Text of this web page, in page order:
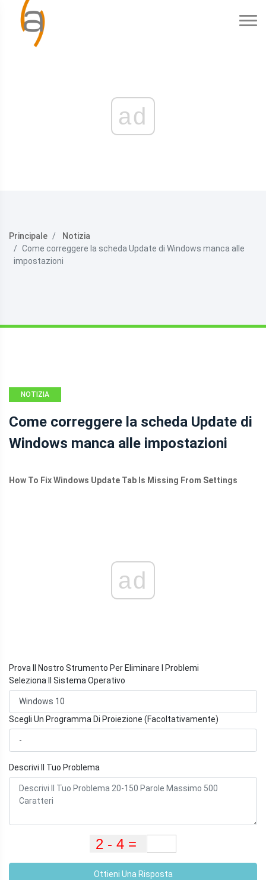
ad
Principale
Notizia
Come correggere la scheda Update di Windows manca alle
impostazioni
NOTIZIA
Come correggere la scheda Update di
Windows manca alle impostazioni
How To Fix Windows Update Tab Is Missing From Settings
ad
Prova Il Nostro Strumento Per Eliminare I Problemi
Seleziona Il Sistema Operativo
Scegli Un Programma Di Proiezione (Facoltativamente)
Descrivi Il Tuo Problema
Ottieni Una Risposta